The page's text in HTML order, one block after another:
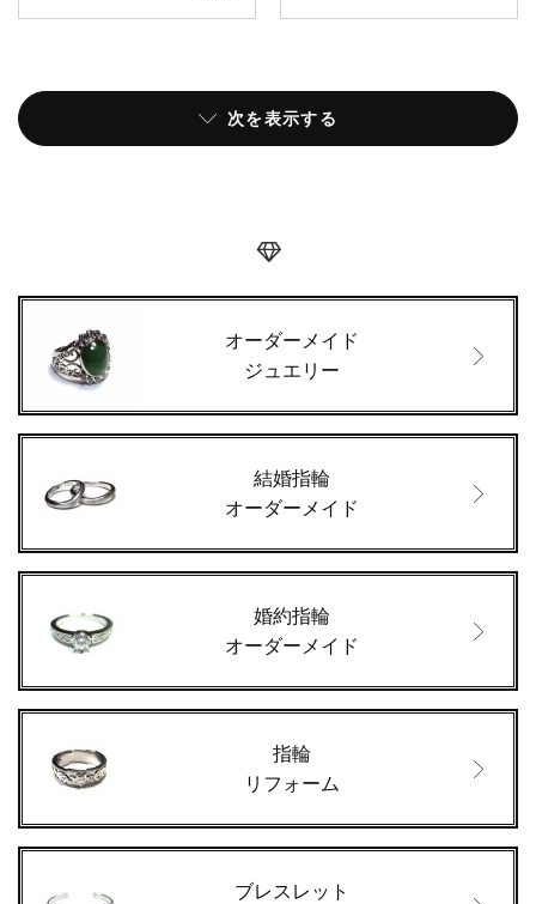
次を表示する
オーダーメイド
ジュエリー
結婚指輪
オーダーメイド
婚約指輪
オーダーメイド
指輪
リフォーム
ブレスレット